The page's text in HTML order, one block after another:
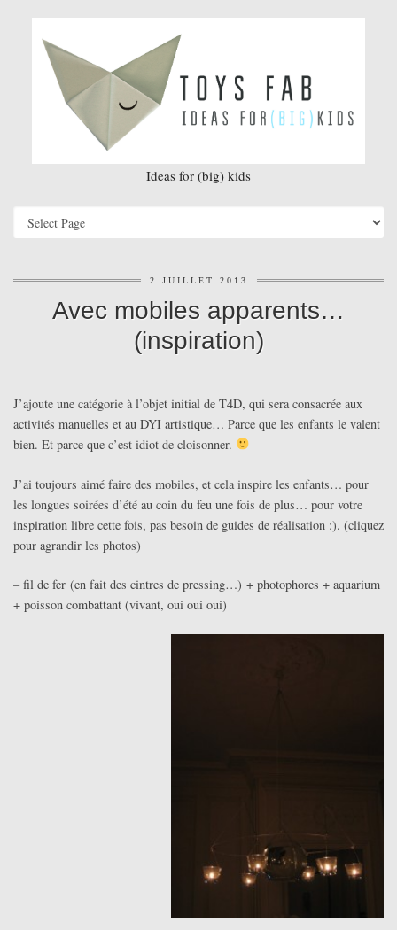
Ideas for (big) kids
2 JUILLET 2013
Avec mobiles apparents…
(inspiration)
J’ajoute une catégorie à l’objet initial de T4D, qui sera consacrée aux
activités manuelles et au DYI artistique… Parce que les enfants le valent
bien. Et parce que c’est idiot de cloisonner.
J’ai toujours aimé faire des mobiles, et cela inspire les enfants… pour
les longues soirées d’été au coin du feu une fois de plus… pour votre
inspiration libre cette fois, pas besoin de guides de réalisation :). (cliquez
pour agrandir les photos)
– fil de fer (en fait des cintres de pressing…) + photophores + aquarium
+ poisson combattant (vivant, oui oui oui)